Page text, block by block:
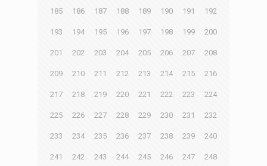
185 186 187 188 189 190 191 192
193 194 195 196 197 198 199 200
201 202 203 204 205 206 207 208
209 210 211 212 213 214 215 216
217 218 219 220 221 222 223 224
225 226 227 228 229 230 231 232
233 234 235 236 237 238 239 240
241 242 243 244 245 246 247 248